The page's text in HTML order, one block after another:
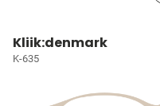
Kliik:denmark
K-635